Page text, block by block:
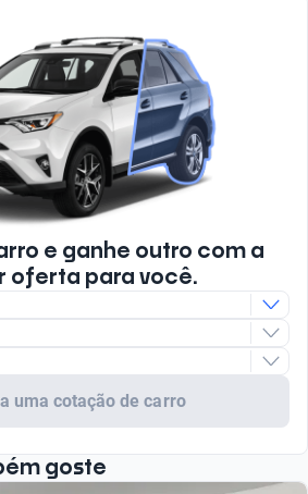
e ganhe outro com a
oferta para você.
uma cotação de carro
goste